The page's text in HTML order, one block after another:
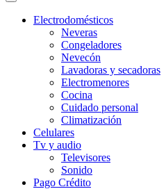
Electrodomésticos
Neveras
Congeladores
Nevecón
Lavadoras y secadoras
​Electromenores
Cocina
Cuidado personal
Climatización
Celulares
Tv y audio
Televisores
Sonido
Pago Crédito